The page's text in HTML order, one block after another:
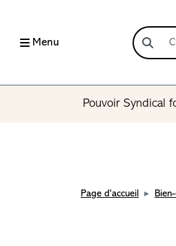
Menu
Pouvoir Syndical
Page d'accueil